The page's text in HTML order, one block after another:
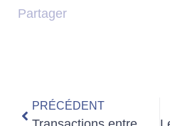
Partager
PRÉCÉDENT